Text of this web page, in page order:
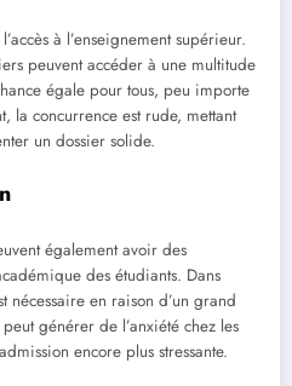
à l’enseignement supérieur.
peuvent accéder à une multitude
égale pour tous, peu importe
la concurrence est rude, mettant
un dossier solide.
également avoir des
des étudiants. Dans
nécessaire en raison d’un grand
générer de l’anxiété chez les
encore plus stressante.